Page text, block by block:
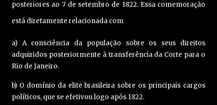
posteriores ao 7 de setembro de 1822. Essa comemoração
está diretamente relacionada com
a) A consciência da população sobre os seus direitos
adquiridos posteriormente à transferência da Corte para o
Rio de Janeiro.
b) O domínio da elite brasileira sobre os principais cargos
políticos, que se efetivou logo após 1822.